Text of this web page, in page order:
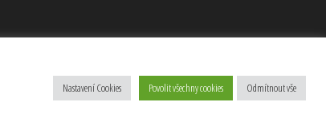
Nastavení Cookies Povolit všechny cookies Odmítnout vše